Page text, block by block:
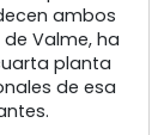
ambos
Valme, ha
planta
de esa